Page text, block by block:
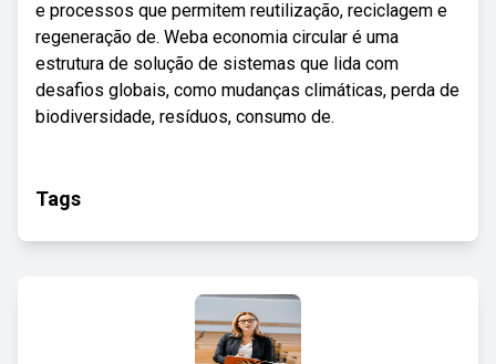
e processos que permitem reutilização, reciclagem e
regeneração de. Weba economia circular é uma
estrutura de solução de sistemas que lida com
desafios globais, como mudanças climáticas, perda de
biodiversidade, resíduos, consumo de.
Tags